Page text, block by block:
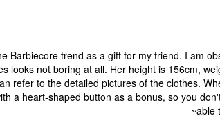
Barbiecore trend as a gift for my friend. I am
looks not boring at all. Her height is 156cm,
refer to the detailed pictures of the clothes.
a heart-shaped button as a bonus, so you
able